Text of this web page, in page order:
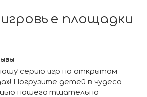
площадки
серию игр на открытом
Погрузите детей в чудеса
нашего тщательно